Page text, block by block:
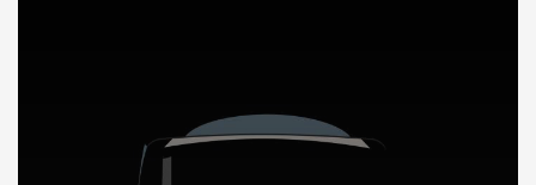
DÉCOUVREZ NOTRE IMPORTATION AUTO en Jamaique